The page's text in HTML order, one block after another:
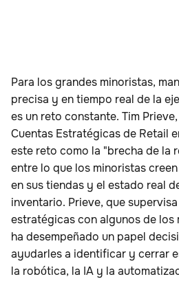
Para los grandes minoristas,
precisa y en tiempo real de la
es un reto constante. Tim
Cuentas Estratégicas de Retail
este reto como la "brecha de la
entre lo que los minoristas
en sus tiendas y el estado real
inventario. Prieve, que
estratégicas con algunos de los
ha desempeñado un papel
ayudarles a identificar y cerrar
la robótica, la IA y la